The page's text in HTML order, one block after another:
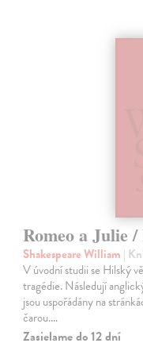
Romeo a Julie
Shakespeare William |
V úvodní studii se Hilský
tragédie. Následují
jsou uspořádány na
čarou.…
Zasielame do 12 dní